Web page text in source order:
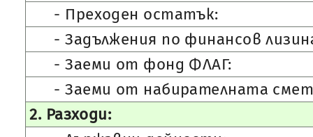
- Преходен остатък:
- Задължения по финансов
- Заеми от фонд ФЛАГ:
- Заеми от набирателната
2. Разходи: